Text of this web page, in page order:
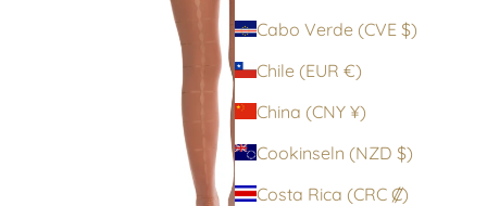
Cabo Verde (CVE $)
Chile (EUR €)
China (CNY ¥)
Cookinseln (NZD $)
Costa Rica (CRC ₡)